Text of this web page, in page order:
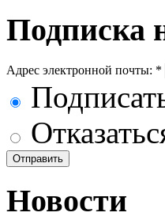
Подписка
Адрес электронной почты: *
Новости